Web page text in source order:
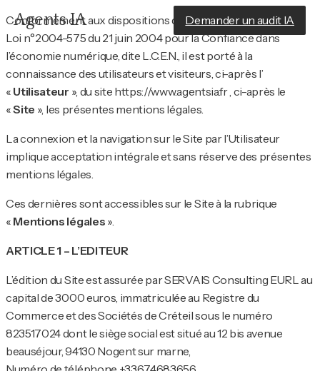
Agents IA Demander un audit IA
Conformément aux dispositions des Articles 6-III et 19 de la
Loi n°2004-575 du 21 juin 2004 pour la Confiance dans
l’économie numérique, dite L.C.E.N., il est porté à la
connaissance des utilisateurs et visiteurs, ci-après l’
« Utilisateur », du site https://www.agentsia.fr , ci-après le
«Site », les présentes mentions légales.
La connexion et la navigation sur le Site par l’Utilisateur
implique acceptation intégrale et sans réserve des présentes
mentions légales.
Ces dernières sont accessibles sur le Site à la rubrique
« Mentions légales ».
ARTICLE 1 – L’EDITEUR
L’édition du Site est assurée par SERVAIS Consulting EURL au
capital de 3000 euros, immatriculée au Registre du
Commerce et des Sociétés de Créteil sous le numéro
823517024 dont le siège social est situé au 12 bis avenue
beauséjour, 94130 Nogent sur marne,